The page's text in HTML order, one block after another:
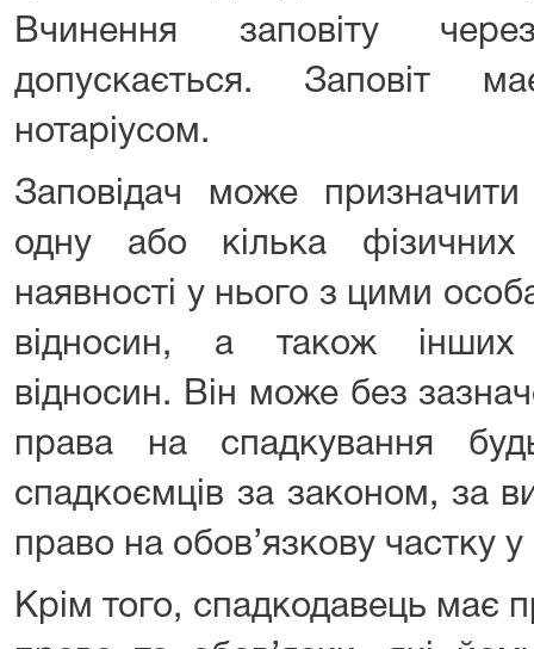
Вчинення заповіту
допускається. Заповіт
нотаріусом.
Заповідач може
одну або кілька
наявності у нього з цими
відносин, а також інших
відносин. Він може без
права на спадкування
спадкоємців за законом, за
право на обов’язкову частку
Крім того, спадкодавець має